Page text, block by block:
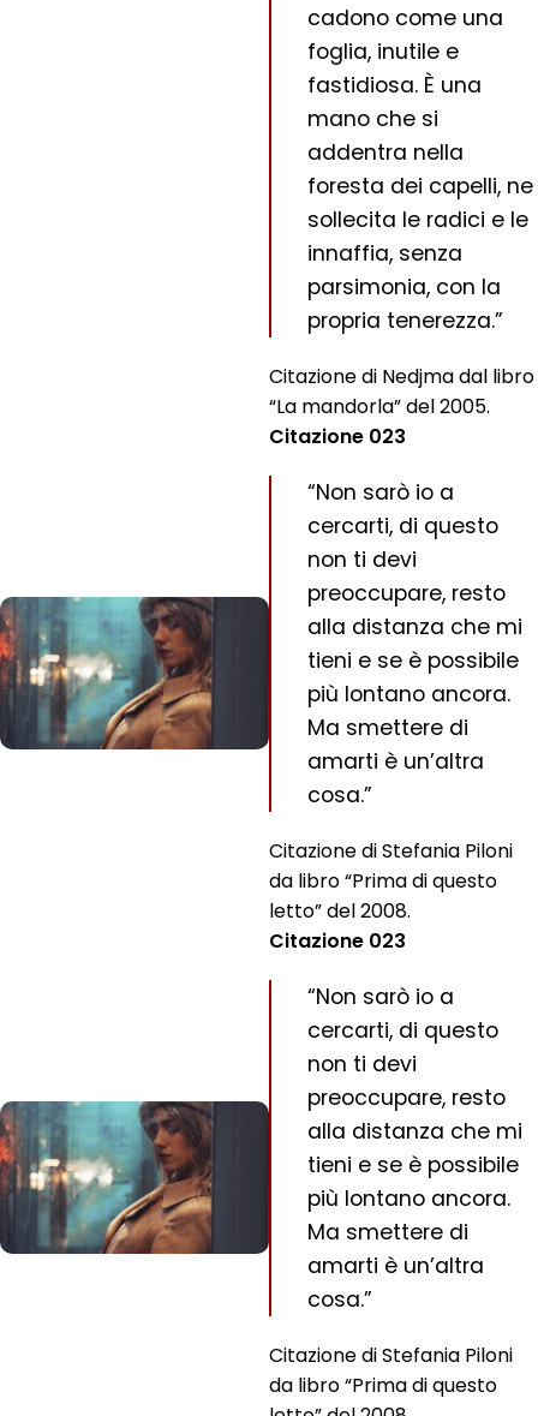
cadono come una
foglia, inutile e
fastidiosa. È una
mano che si
addentra nella
foresta dei capelli, ne
sollecita le radici e le
innaffia, senza
parsimonia, con la
propria tenerezza.”
Citazione di Nedjma dal libro
“La mandorla” del 2005.
Citazione 023
“Non sarò io a
cercarti, di questo
non ti devi
preoccupare, resto
alla distanza che mi
tieni e se è possibile
più lontano ancora.
Ma smettere di
amarti è un’altra
cosa.”
Citazione di Stefania Piloni
da libro “Prima di questo
letto” del 2008.
Citazione 023
“Non sarò io a
cercarti, di questo
non ti devi
preoccupare, resto
alla distanza che mi
tieni e se è possibile
più lontano ancora.
Ma smettere di
amarti è un’altra
cosa.”
Citazione di Stefania Piloni
da libro “Prima di questo